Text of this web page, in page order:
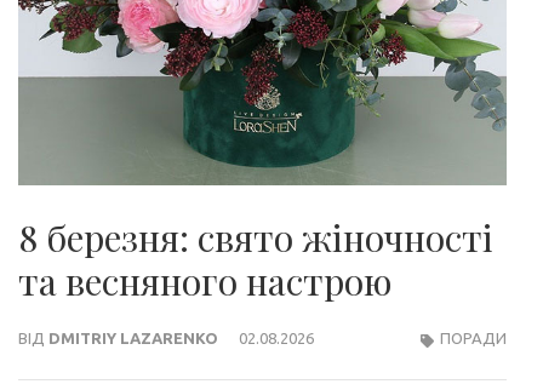
8 березня: свято жіночності
та весняного настрою
ВІД DMITRIY LAZARENKO 02.08.2026 ПОРАДИ